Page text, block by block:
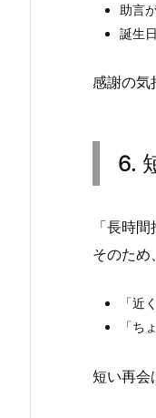
助言
誕生
感謝の気
6.
「長時
そのため
「近
「ち
短い再会